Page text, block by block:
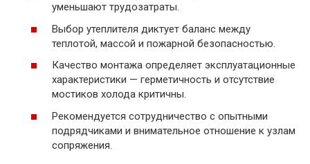
уменьшают трудозатраты.
Выбор утеплителя диктует баланс между
теплотой, массой и пожарной безопасностью.
Качество монтажа определяет эксплуатационные
характеристики — герметичность и отсутствие
мостиков холода критичны.
Рекомендуется сотрудничество с опытными
подрядчиками и внимательное отношение к узлам
сопряжения.